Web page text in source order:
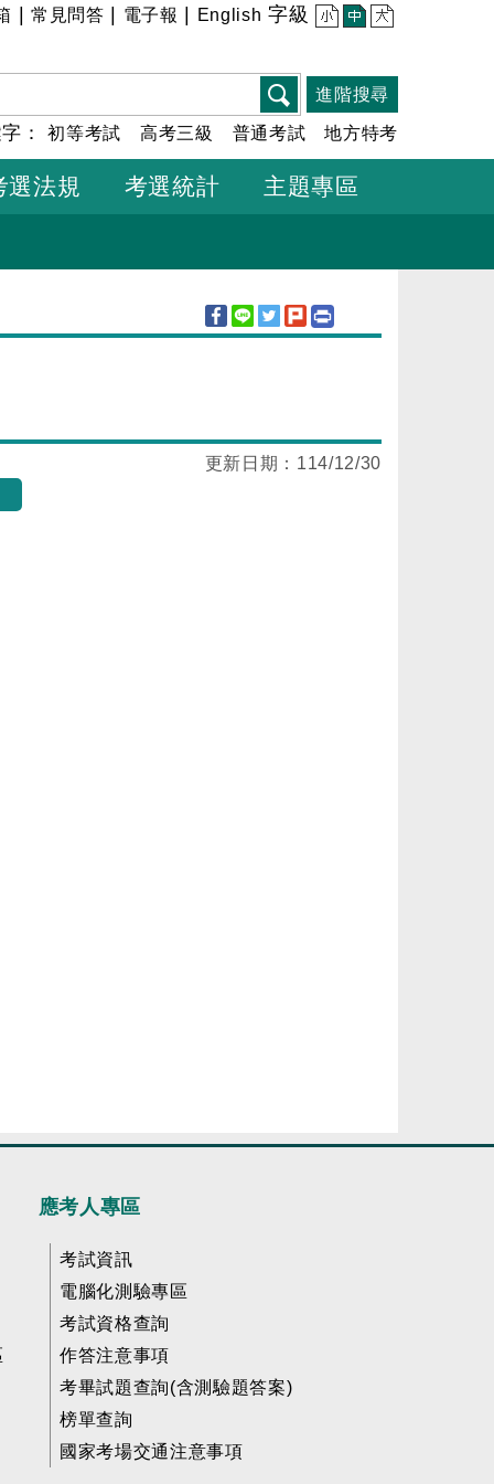
常見問答 電子報 English 字級 小 中 大
進階搜尋
字：初等考試 高考三級 普通考試 地方特考
選法規 考選統計 主題專區
更新日期： 114/12/30
應考人專區
考試資訊
電腦化測驗專區
考試資格查詢
作答注意事項
考畢試題查詢(含測驗題答案)
榜單查詢
國家考場交通注意事項